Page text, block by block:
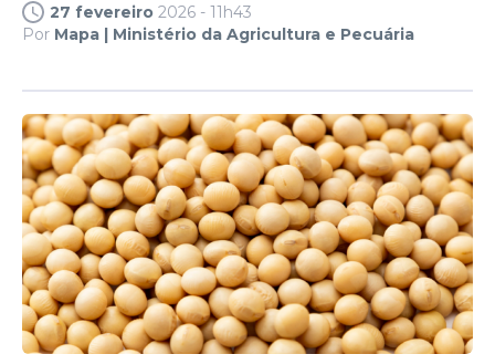
27 fevereiro 2026 - 11h43
Por Mapa | Ministério da Agricultura e Pecuária